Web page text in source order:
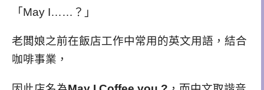
「May I……？」
老闆娘之前在飯店工作中常用的英文用語，結合
咖啡事業，